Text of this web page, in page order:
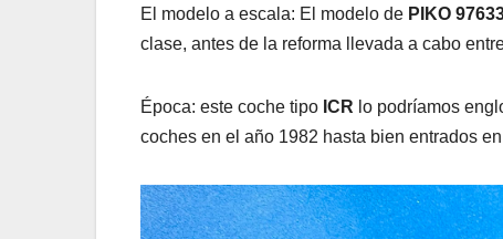
El modelo a escala: El modelo de PIKO
clase, antes de la reforma llevada a cabo
Época: este coche tipo ICR lo podríamos
coches en el año 1982 hasta bien entrados